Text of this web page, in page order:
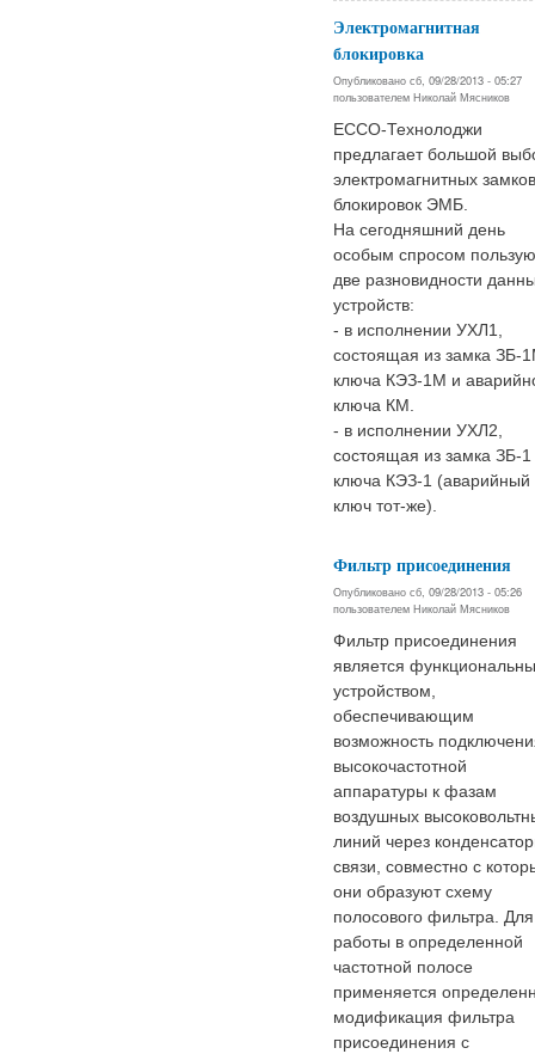
Электромагнитная
блокировка
Опубликовано сб, 09/28/2013 - 05:27
пользователем Николай Мясников
ЕССО-Технолоджи
предлагает большой
электромагнитных
блокировок ЭМБ.
На сегодняшний день
особым спросом
две разновидности
устройств:
- в исполнении УХЛ1,
состоящая из замка ЗБ-
ключа КЭЗ-1М и
ключа КМ.
- в исполнении УХЛ2,
состоящая из замка ЗБ-1
ключа КЭЗ-1 (аварийный
ключ тот-же).
Фильтр присоединения
Опубликовано сб, 09/28/2013 - 05:26
пользователем Николай Мясников
Фильтр присоединения
является
устройством,
обеспечивающим
возможность
высокочастотной
аппаратуры к фазам
воздушных
линий через
связи, совместно с
они образуют схему
полосового фильтра. Для
работы в определенной
частотной полосе
применяется
модификация фильтра
присоединения с